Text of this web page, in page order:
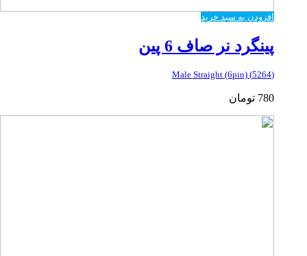
افزودن به سبد خرید
پینگرد نر صاف 6 پین
(5264) Male Straight (6pin)
780 تومان